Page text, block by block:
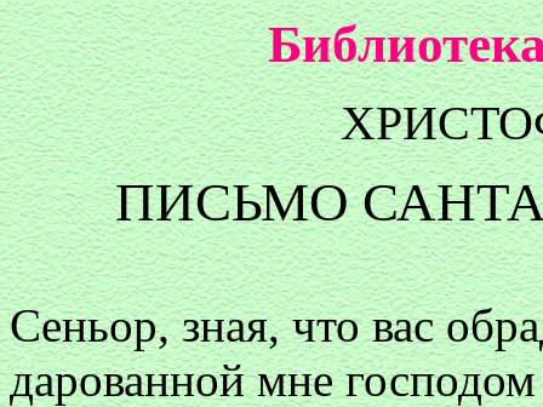
ПИСЬМО
Cеньор, зная, что вас
дарованной мне